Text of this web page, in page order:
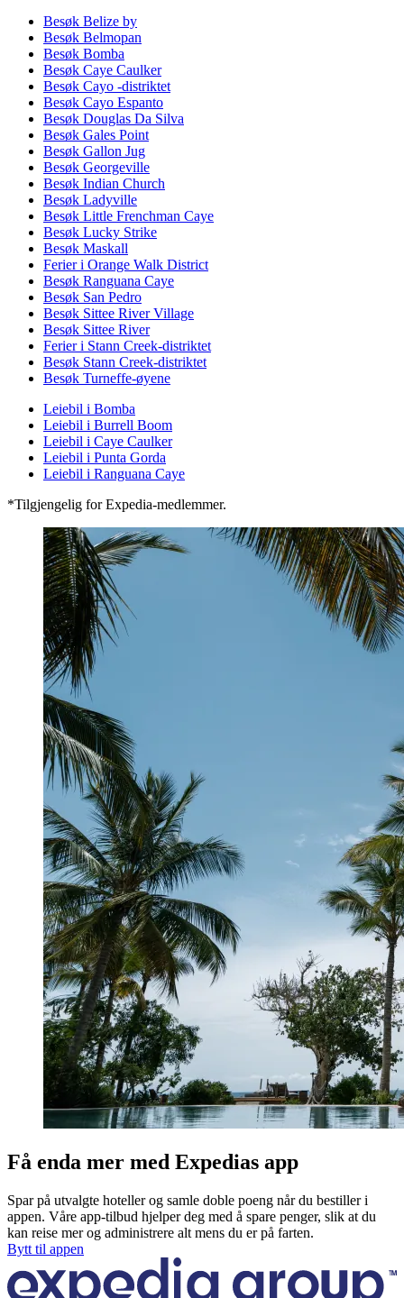
Besøk Belize by
Besøk Belmopan
Besøk Bomba
Besøk Caye Caulker
Besøk Cayo -distriktet
Besøk Cayo Espanto
Besøk Douglas Da Silva
Besøk Gales Point
Besøk Gallon Jug
Besøk Georgeville
Besøk Indian Church
Besøk Ladyville
Besøk Little Frenchman Caye
Besøk Lucky Strike
Besøk Maskall
Ferier i Orange Walk District
Besøk Ranguana Caye
Besøk San Pedro
Besøk Sittee River Village
Besøk Sittee River
Ferier i Stann Creek-distriktet
Besøk Stann Creek-distriktet
Besøk Turneffe-øyene
Leiebil i Bomba
Leiebil i Burrell Boom
Leiebil i Caye Caulker
Leiebil i Punta Gorda
Leiebil i Ranguana Caye
*Tilgjengelig for Expedia-medlemmer.
Få enda mer med Expedias app
Spar på utvalgte hoteller og samle doble poeng når du bestiller i
appen. Våre app-tilbud hjelper deg med å spare penger, slik at du
kan reise mer og administrere alt mens du er på farten.
Bytt til appen